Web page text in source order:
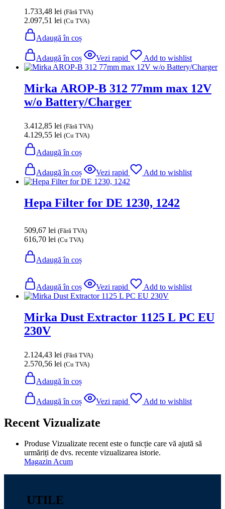
1.733,48 lei (Fără TVA)
2.097,51 lei (Cu TVA)
Adaugă în coș
Adaugă în coș Vezi rapid Add to wishlist
Mirka AROP-B 312 77mm max 12V
w/o Battery/Charger
3.412,85 lei (Fără TVA)
4.129,55 lei (Cu TVA)
Adaugă în coș
Adaugă în coș Vezi rapid Add to wishlist
Hepa Filter for DE 1230, 1242
509,67 lei (Fără TVA)
616,70 lei (Cu TVA)
Adaugă în coș
Adaugă în coș Vezi rapid Add to wishlist
Mirka Dust Extractor 1125 L PC EU
230V
2.124,43 lei (Fără TVA)
2.570,56 lei (Cu TVA)
Adaugă în coș
Adaugă în coș Vezi rapid Add to wishlist
Recent Vizualizate
Produse Vizualizate recent este o funcție care vă ajută să
urmăriți de dvs. recente vizualizarea istorie.
Magazin Acum
UTILE